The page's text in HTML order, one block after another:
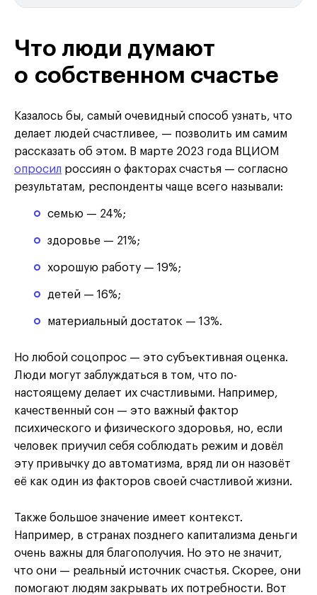
Что люди думают
о собственном счастье
Казалось бы, самый очевидный способ узнать, что
делает людей счастливее, — позволить им самим
рассказать об этом. В марте 2023 года ВЦИОМ
опросил россиян о факторах счастья — согласно
результатам, респонденты чаще всего называли:
семью — 24%;
здоровье — 21%;
хорошую работу — 19%;
детей — 16%;
материальный достаток — 13%.
Но любой соцопрос — это субъективная оценка.
Люди могут заблуждаться в том, что по-
настоящему делает их счастливыми. Например,
качественный сон — это важный фактор
психического и физического здоровья, но, если
человек приучил себя соблюдать режим и довёл
эту привычку до автоматизма, вряд ли он назовёт
её как один из факторов своей счастливой жизни.
Также большое значение имеет контекст.
Например, в странах позднего капитализма деньги
очень важны для благополучия. Но это не значит,
что они — реальный источник счастья. Скорее, они
помогают людям закрывать их потребности. Вот